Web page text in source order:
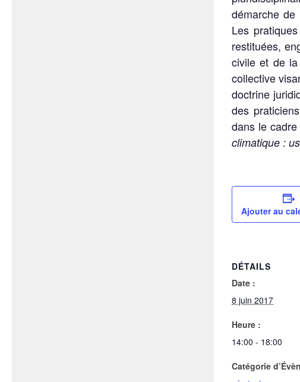
démarche de
Les
restituées,
civile et de
collective
doctrine
des
dans le
climatique :
Ajouter au
DÉTAILS
Date :
8 juin 2017
Heure :
14:00 - 18:00
Catégorie